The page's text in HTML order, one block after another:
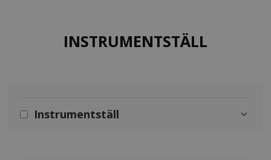
INSTRUMENTSTÄLL
Instrumentställ ›